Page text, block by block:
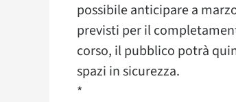
possibile anticipare a
previsti per il
corso, il pubblico potrà
spazi in sicurezza.
*